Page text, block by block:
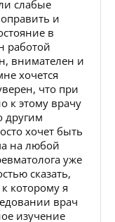
слабые
и
в
работой
внимателен и
хочется
что при
к этому врачу
другим
хочет быть
на любой
уже
сказать,
которому я
врач
изучение